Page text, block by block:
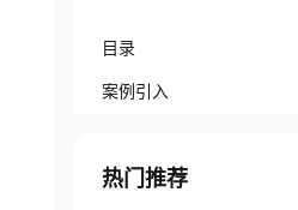
目录
案例引入
热门推荐